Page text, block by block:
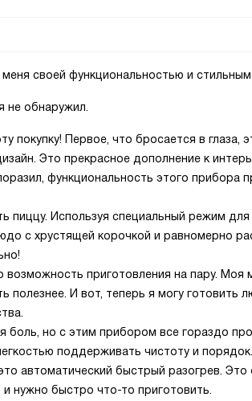
своей функциональностью и
не обнаружил.
покупку! Первое, что бросается в глаза,
Это прекрасное дополнение к
функциональность этого прибора
пиццу. Используя специальный режим для
с хрустящей корочкой и равномерно
приготовления на пару. Моя
полезнее. И вот, теперь я могу готовить
боль, но с этим прибором все гораздо
поддерживать чистоту и порядок.
автоматический быстрый разогрев. Это
нужно быстро что-то приготовить.